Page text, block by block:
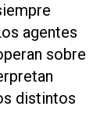
agentes
sobre
distintos